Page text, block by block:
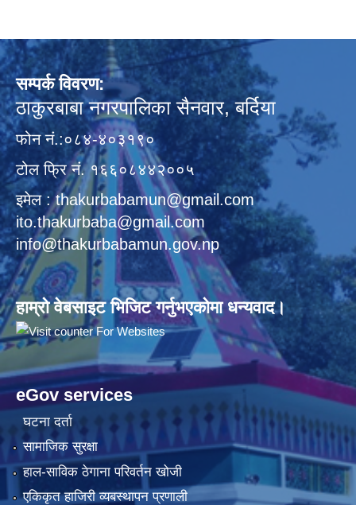
सम्पर्क विवरण:
ठाकुरबाबा नगरपालिका सैनवार, बर्दिया
फोन नं.:०८४-४०३१९०
टोल फ्रि नं. १६६०८४४२००५
इमेल : thakurbabamun@gmail.com
ito.thakurbaba@gmail.com
info@thakurbabamun.gov.np
हाम्रो वेबसाइट भिजिट गर्नुभएकोमा धन्यवाद।
eGov services
घटना दर्ता
सामाजिक सुरक्षा
हाल-साविक ठेगाना परिवर्तन खोजी
एकिकृत हाजिरी व्यबस्थापन प्रणाली